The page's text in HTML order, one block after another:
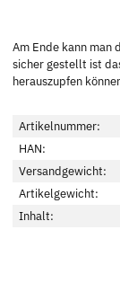
Am Ende kann man
sicher gestellt ist
herauszupfen
Artikelnummer:
HAN:
Versandgewicht:
Artikelgewicht:
Inhalt: